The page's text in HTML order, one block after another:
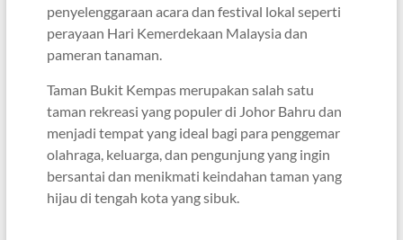
penyelenggaraan acara dan festival lokal seperti
perayaan Hari Kemerdekaan Malaysia dan
pameran tanaman.
Taman Bukit Kempas merupakan salah satu
taman rekreasi yang populer di Johor Bahru dan
menjadi tempat yang ideal bagi para penggemar
olahraga, keluarga, dan pengunjung yang ingin
bersantai dan menikmati keindahan taman yang
hijau di tengah kota yang sibuk.